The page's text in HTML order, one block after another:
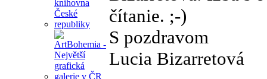
čítanie. ;-)
S pozdravom
Lucia Bizarretová